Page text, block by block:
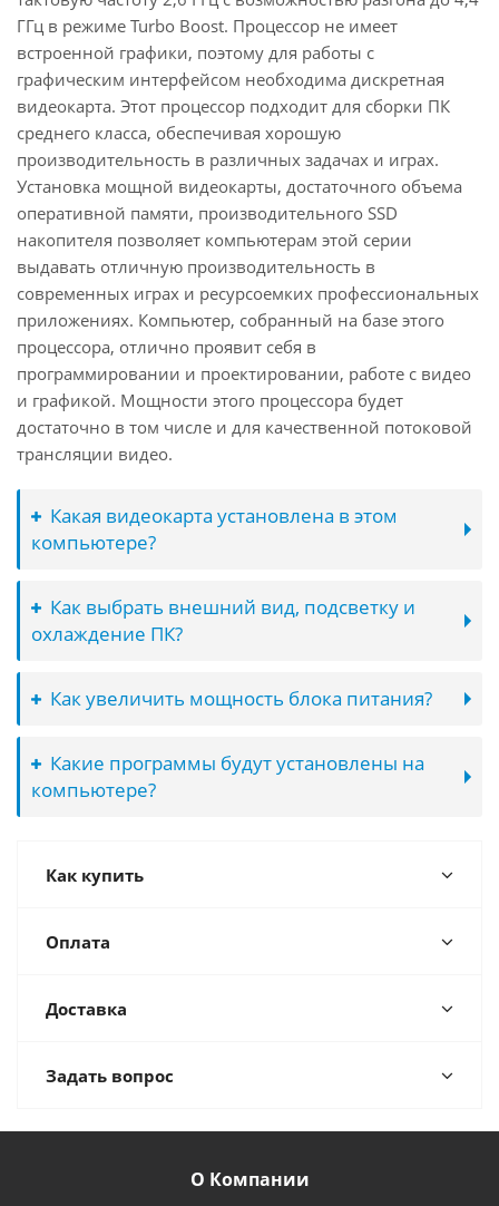
ГГц в режиме Turbo Boost. Процессор не имеет
встроенной графики, поэтому для работы с
графическим интерфейсом необходима дискретная
видеокарта. Этот процессор подходит для сборки ПК
среднего класса, обеспечивая хорошую
производительность в различных задачах и играх.
Установка мощной видеокарты, достаточного объема
оперативной памяти, производительного SSD
накопителя позволяет компьютерам этой серии
выдавать отличную производительность в
современных играх и ресурсоемких профессиональных
приложениях. Компьютер, собранный на базе этого
процессора, отлично проявит себя в
программировании и проектировании, работе с видео
и графикой. Мощности этого процессора будет
достаточно в том числе и для качественной потоковой
трансляции видео.
Какая видеокарта установлена в этом
компьютере?
Как выбрать внешний вид, подсветку и
охлаждение ПК?
Как увеличить мощность блока питания?
Какие программы будут установлены на
компьютере?
Как купить
Оплата
Доставка
Задать вопрос
О Компании